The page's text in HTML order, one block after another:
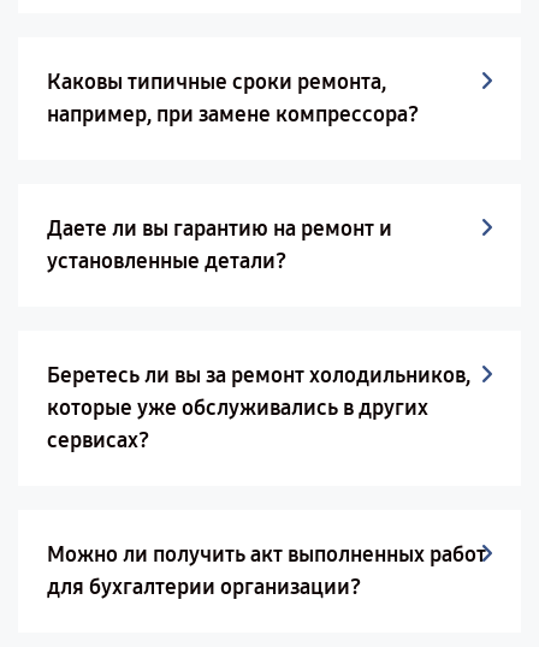
Каковы типичные сроки ремонта,
например, при замене компрессора?
Даете ли вы гарантию на ремонт и
установленные детали?
Беретесь ли вы за ремонт холодильников,
которые уже обслуживались в других
сервисах?
Можно ли получить акт выполненных работ
для бухгалтерии организации?